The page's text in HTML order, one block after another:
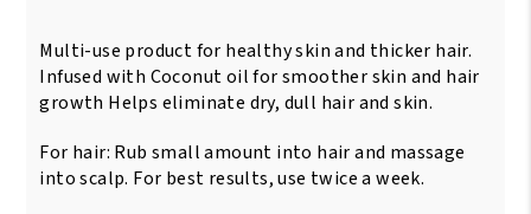
Multi-use product for healthy skin and thicker hair.
Infused with Coconut oil for smoother skin and hair
growth Helps eliminate dry, dull hair and skin.
For hair: Rub small amount into hair and massage
into scalp. For best results, use twice a week.